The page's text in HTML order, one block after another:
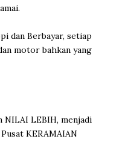
dan Berbayar, setiap
motor bahkan yang
NILAI LEBIH, menjadi
KERAMAIAN